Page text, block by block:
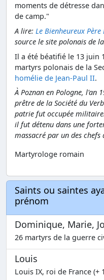
moments de détresse
de camp."
A lire: Le Bienheureux
source le site polonais de
Il a été béatifié le 13 juin
martyrs polonais de la
homélie de Jean-Paul II.
À Poznan en Pologne, l'an
prêtre de la Société du
patrie fut occupée
il fut détenu dans une
massacré par un des chefs
Martyrologe romain
Saints ou saintes
prénom
Dominique, Marie,
26 martyrs de la guerre
Louis
Louis IX, roi de France (+